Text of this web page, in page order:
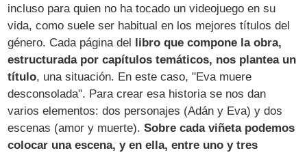
incluso para quien no ha tocado un videojuego en su
vida, como suele ser habitual en los mejores títulos del
género. Cada página del
libro que compone la obra,
estructurada por capítulos temáticos, nos plantea un
título, una situación. En este caso, "Eva muere
desconsolada". Para crear esa historia se nos dan
varios elementos: dos personajes (Adán y Eva) y dos
escenas (amor y muerte).Sobre cada viñeta podemos
colocar una escena, y en ella, entre uno y tres